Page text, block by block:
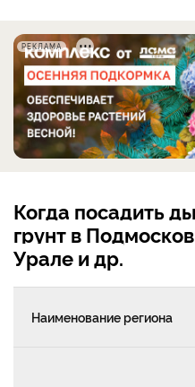
РЕКЛАМА
Когда посадить
грунт в
Урале и др.
Наименование региона